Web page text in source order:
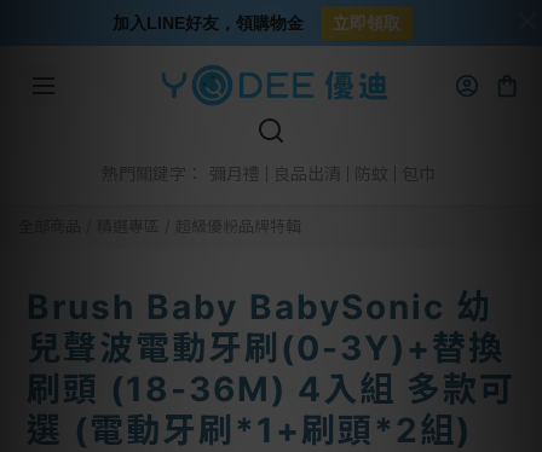
熱門關鍵字： 彌月禮 良品出清 防蚊
超級優粉品牌特輯
Brush Baby BabySonic 幼
兒聲波電動牙刷(0-3Y)+替換
刷頭 (18-36M) 4入組 多款可
選 (電動牙刷*1+刷頭*2組)
加入LINE好友，領購物金 立即領取